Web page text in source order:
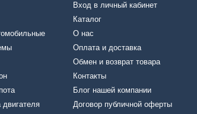
Вход в личный кабинет
Каталог
О нас
Оплата и доставка
Обмен и возврат товара
Контакты
Блог нашей компании
Договор публичной оферты